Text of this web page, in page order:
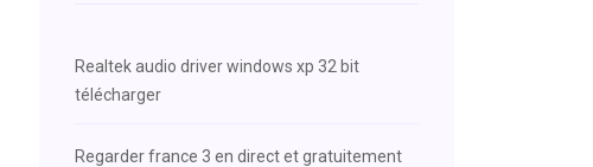
Realtek audio driver windows xp 32 bit
télécharger
Regarder france 3 en direct et gratuitement